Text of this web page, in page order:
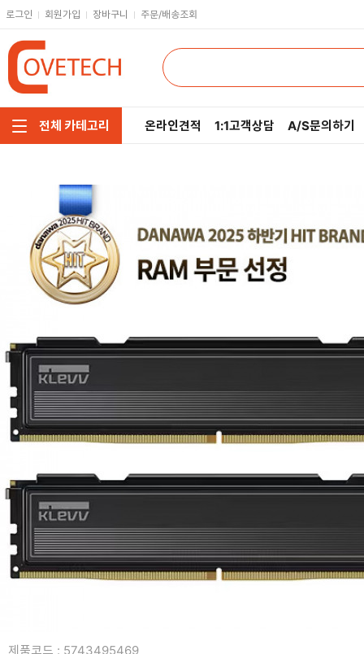
로그인 회원가입 장바구니 주문/배송조회
전체 카테고리
모니터/노트북/데스크탑
저장장치/케이블/쿨러
네트워크/스피커/영상
소프트웨어/멀티탭/공구
헤드셋/태블릿/휴대폰
복합기/프린터/사무기기
메인보드
VGA
HDD
케이스
파워
키보드
조립비
온라인견적 1:1고객상담 A/S문의하기
제품코드 : 5743495469